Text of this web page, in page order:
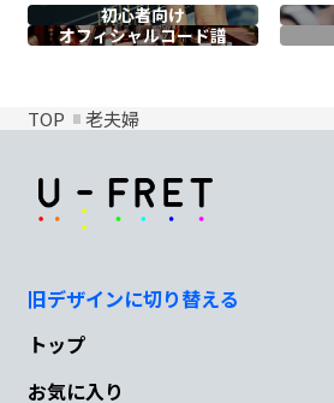
初心者向け
オフィシャルコード譜
TOP 老夫婦
旧デザインに切り替える
トップ
お気に入り